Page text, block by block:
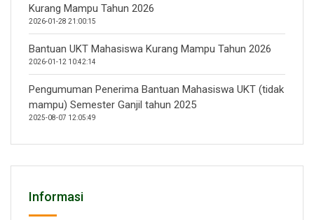
Kurang Mampu Tahun 2026
2026-01-28 21:00:15
Bantuan UKT Mahasiswa Kurang Mampu Tahun 2026
2026-01-12 10:42:14
Pengumuman Penerima Bantuan Mahasiswa UKT (tidak
mampu) Semester Ganjil tahun 2025
2025-08-07 12:05:49
Informasi